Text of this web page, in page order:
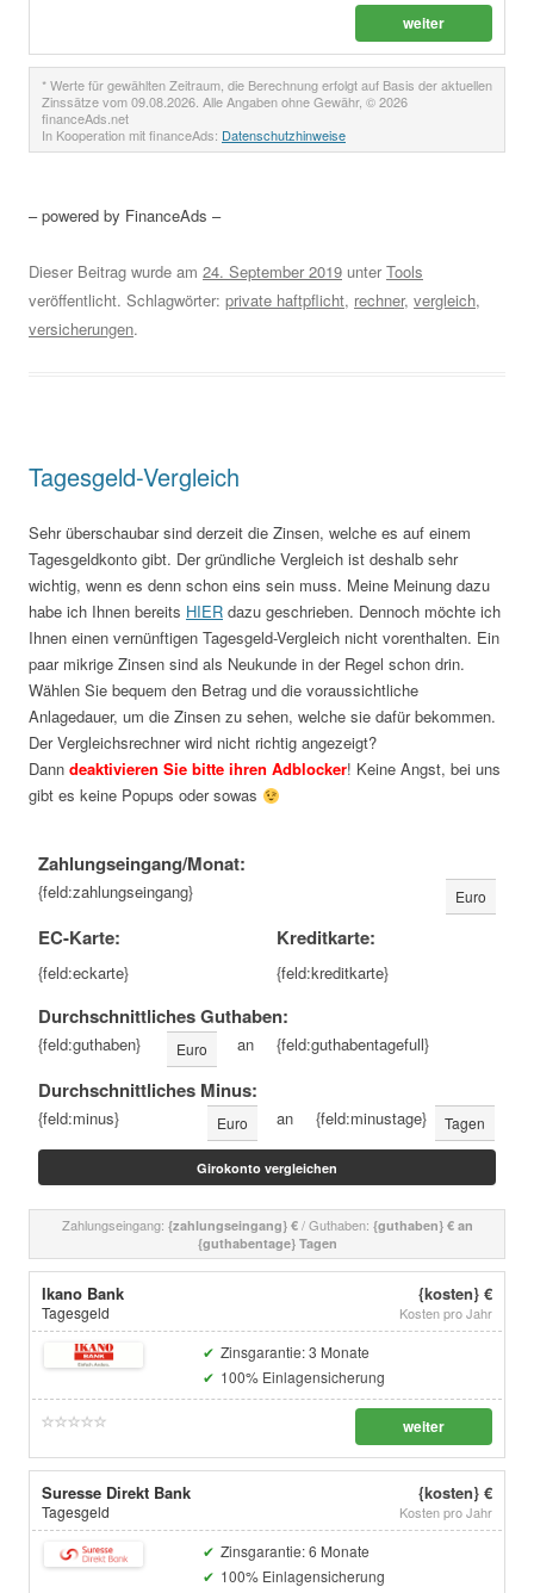
weiter
* Werte für gewählten Zeitraum, die Berechnung erfolgt auf Basis der aktuellen
Zinssätze vom 09.08.2026. Alle Angaben ohne Gewähr, © 2026
financeAds.net
In Kooperation mit financeAds: Datenschutzhinweise
– powered by FinanceAds –
Dieser Beitrag wurde am 24. September 2019 unter Tools
veröffentlicht. Schlagwörter: private haftpflicht, rechner, vergleich,
versicherungen.
Tagesgeld-Vergleich
Sehr überschaubar sind derzeit die Zinsen, welche es auf einem
Tagesgeldkonto gibt. Der gründliche Vergleich ist deshalb sehr
wichtig, wenn es denn schon eins sein muss. Meine Meinung dazu
habe ich Ihnen bereits HIER dazu geschrieben. Dennoch möchte ich
Ihnen einen vernünftigen Tagesgeld-Vergleich nicht vorenthalten. Ein
paar mikrige Zinsen sind als Neukunde in der Regel schon drin.
Wählen Sie bequem den Betrag und die voraussichtliche
Anlagedauer, um die Zinsen zu sehen, welche sie dafür bekommen.
Der Vergleichsrechner wird nicht richtig angezeigt?
Dann deaktivieren Sie bitte ihren Adblocker! Keine Angst, bei uns
gibt es keine Popups oder sowas
Zahlungseingang/Monat:
{feld:zahlungseingang} Euro
EC-Karte:
{feld:eckarte}
Kreditkarte:
{feld:kreditkarte}
Durchschnittliches Guthaben:
{feld:guthaben} Euro an {feld:guthabentagefull}
Durchschnittliches Minus:
{feld:minus} Euro an {feld:minustage} Tagen
Zahlungseingang: {zahlungseingang} €/ Guthaben: {guthaben} € an
{guthabentage} Tagen
Ikano Bank
Tagesgeld
{kosten} €
Kosten pro Jahr
Zinsgarantie: 3 Monate
100% Einlagensicherung
weiter
Suresse Direkt Bank
Tagesgeld
{kosten} €
Kosten pro Jahr
Zinsgarantie: 6 Monate
100% Einlagensicherung